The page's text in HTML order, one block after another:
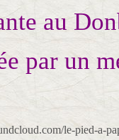
au
par un
le-pied-a-